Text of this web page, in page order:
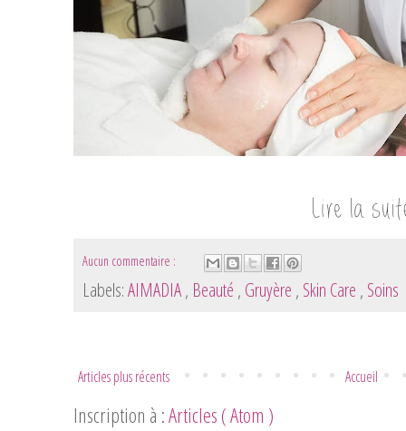
Aucun commentaire :
Labels:AIMADIA, Beauté , Gruyère , Skin Care , Soins
Articles plus récents Accueil
Inscription à :Articles ( Atom )